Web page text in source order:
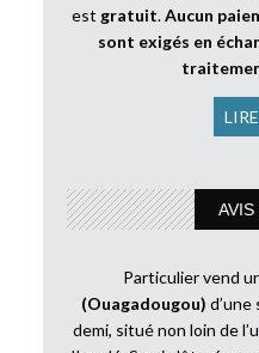
est gratuit.Aucun
sont exigés en
Particulier vend
(Ouagadougou) d’une
demi, situé non loin de